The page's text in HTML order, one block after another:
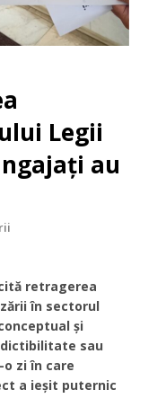
Legii
au
retragerea
în sectorul
și
sau
zi în care
a ieșit puternic